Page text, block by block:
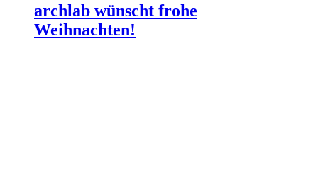
archlab wünscht frohe
Weihnachten!